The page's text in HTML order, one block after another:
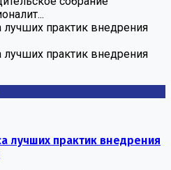
практик внедрения
практик внедрения
лучших практик внедрения